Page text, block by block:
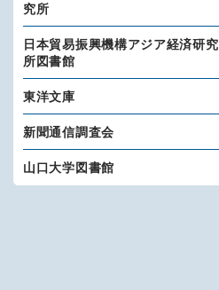
究所
日本貿易振興機構アジア経済研究
所図書館
東洋文庫
新聞通信調査会
山口大学図書館